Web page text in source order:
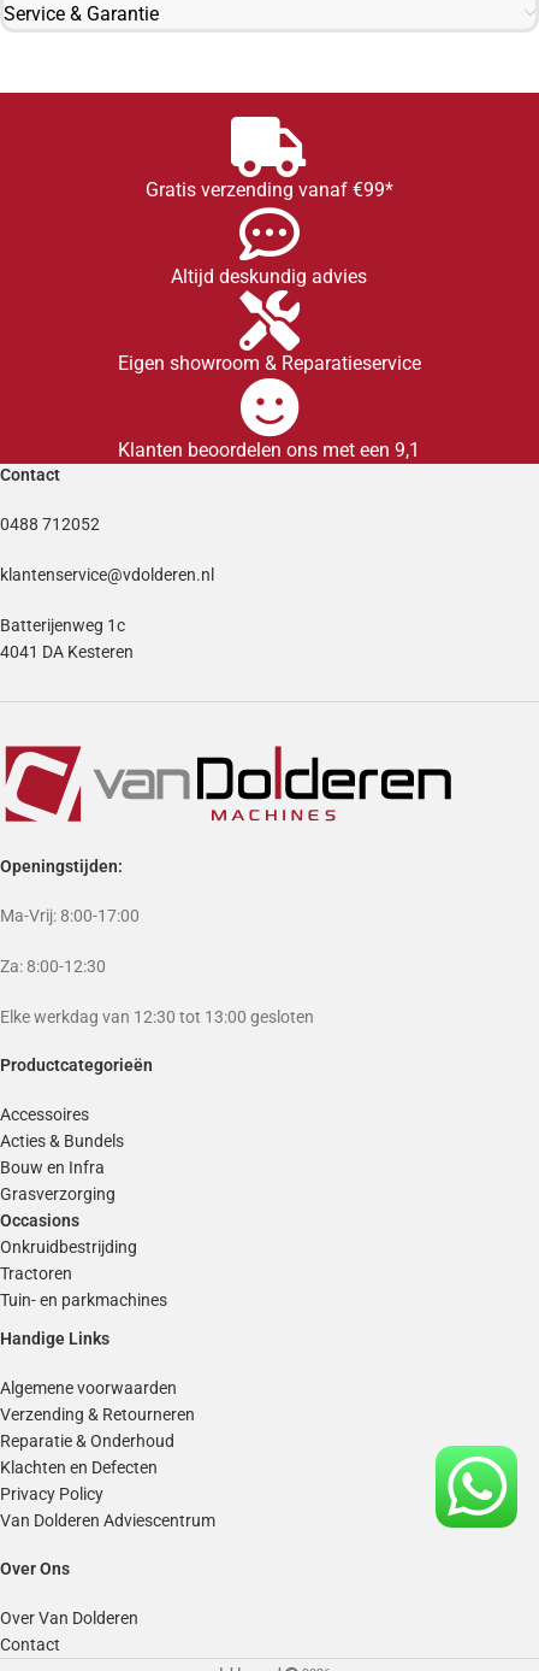
Service & Garantie
Gratis verzending vanaf €99*
Altijd deskundig advies
Eigen showroom & Reparatieservice
Klanten beoordelen ons met een 9,1
Contact
0488 712052
klantenservice@vdolderen.nl
Batterijenweg 1c
4041 DA Kesteren
Openingstijden:
Ma-Vrij: 8:00-17:00
Za: 8:00-12:30
Elke werkdag van 12:30 tot 13:00 gesloten
Productcategorieën
Accessoires
Acties & Bundels
Bouw en Infra
Grasverzorging
Occasions
Onkruidbestrijding
Tractoren
Tuin- en parkmachines
Handige Links
Algemene voorwaarden
Verzending & Retourneren
Reparatie & Onderhoud
Klachten en Defecten
Privacy Policy
Van Dolderen Adviescentrum
Over Ons
Over Van Dolderen
Contact